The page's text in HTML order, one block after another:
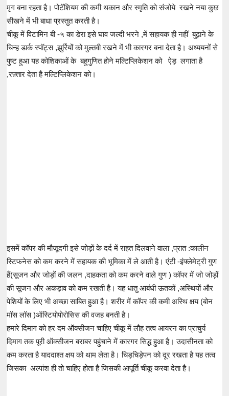
मृग बना रहता है। पोटॅशियम की कमी थकान और स्मृति को संजोये रखने नया कुछ
सीखने में भी बाधा प्रस्तुत करती है।
चीकू में विटामिन बी -५ का डेरा इसे घाव जल्दी भरने ,में सहायक ही नहीं बुढ़ाने के
चिन्ह डार्क स्पॉट्स ,झुर्रियों को मुल्तवी रखने में भी कारगर बना देता है। अध्ययनों से
पुष्ट हुआ यह कोशिकाओं के बहुगुणित होने मल्टिप्लिकेशन को ऐड़ लगाता है
,रफ़्तार देता है मल्टिप्लिकेशन को।
इसमें कॉपर की मौजूदगी इसे जोड़ों के दर्द में राहत दिलवाने वाला ,प्रात :कालीन
स्टिफनेस को कम करने में सहायक की भूमिका में ले आती है। एंटी -इंफ्लेमेट्री गुण
हैं(सूजन और जोड़ों की जलन ,दाहकता को कम करने वाले गुण ) कॉपर में जो जोड़ों
की सूजन और अकड़ाव को कम रखती है। यह धातु आबंधी ऊतकों ,अस्थियों और
पेशियों के लिए भी अच्छा साबित हुआ है। शरीर में कॉपर की कमी अस्थि क्षय (बोन
मॉस लॉस )ऑस्टियोपोरोसिस की वजह बनती है।
हमारे दिमाग को हर दम ऑक्सीजन चाहिए चीकू में लौह तत्व आयरन का प्राचुर्य
दिमाग तक पूरी ऑक्सीजन बराबर पहुंचाने में कारगर सिद्ध हुआ है। उदासीनता को
कम करता है याददाश्त क्षय को थाम लेता है। चिड़चिड़ेपन को दूर रखता है यह तत्व
जिसका अल्पांश ही तो चाहिए होता है जिसकी आपूर्ति चीकू करवा देता है।